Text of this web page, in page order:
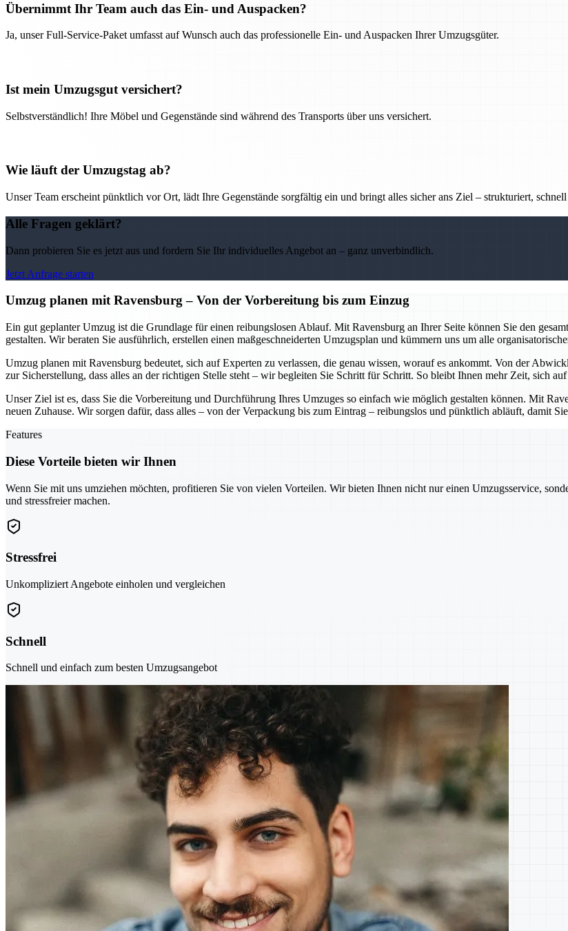
Übernimmt Ihr Team auch das Ein- und Auspacken?
Ja, unser Full-Service-Paket umfasst auf Wunsch auch das professionelle Ein- und Auspacken Ihrer Umzugsgüter.
Ist mein Umzugsgut versichert?
Selbstverständlich! Ihre Möbel und Gegenstände sind während des Transports über uns versichert.
Wie läuft der Umzugstag ab?
Unser Team erscheint pünktlich vor Ort, lädt Ihre Gegenstände sorgfältig ein und bringt alles sicher ans Ziel – strukturiert,
Alle Fragen geklärt?
Dann probieren Sie es jetzt aus und fordern Sie Ihr individuelles Angebot an – ganz unverbindlich.
Jetzt Anfrage starten
Umzug planen mit Ravensburg – Von der Vorbereitung bis zum Einzug
Ein gut geplanter Umzug ist die Grundlage für einen reibungslosen Ablauf. Mit Ravensburg an Ihrer Seite können Sie den
gestalten. Wir beraten Sie ausführlich, erstellen einen maßgeschneiderten Umzugsplan und kümmern uns um alle
Umzug planen mit Ravensburg bedeutet, sich auf Experten zu verlassen, die genau wissen, worauf es ankommt. Von der
zur Sicherstellung, dass alles an der richtigen Stelle steht – wir begleiten Sie Schritt für Schritt. So bleibt Ihnen mehr Zeit, sich
Unser Ziel ist es, dass Sie die Vorbereitung und Durchführung Ihres Umzuges so einfach wie möglich gestalten können. Mit
neuen Zuhause. Wir sorgen dafür, dass alles – von der Verpackung bis zum Eintrag – reibungslos und pünktlich abläuft, damit
Features
Diese Vorteile bieten wir Ihnen
Wenn Sie mit uns umziehen möchten, profitieren Sie von vielen Vorteilen. Wir bieten Ihnen nicht nur einen Umzugsservice,
und stressfreier machen.
Stressfrei
Unkompliziert Angebote einholen und vergleichen
Schnell
Schnell und einfach zum besten Umzugsangebot